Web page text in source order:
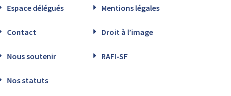
Espace délégués Mentions légales
Contact Droit à l’image
Nous soutenir RAFI-SF
Nos statuts